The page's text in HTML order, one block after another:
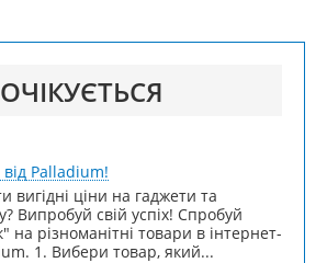
ОЧІКУЄТЬСЯ
Palladium!
вигідні ціни на гаджети та
Випробуй свій успіх! Спробуй
на різноманітні товари в інтернет-
1. Вибери товар, який...